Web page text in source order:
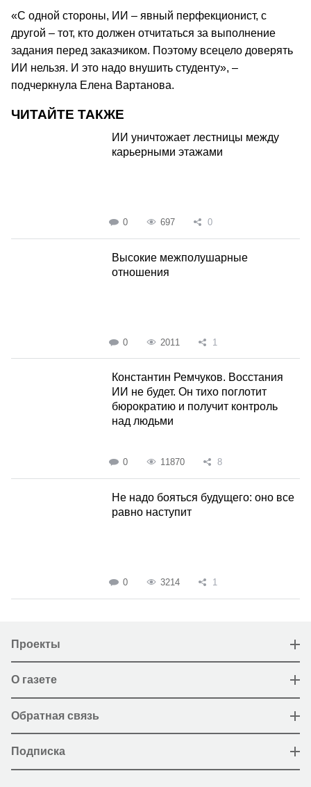
«С одной стороны, ИИ – явный перфекционист, с
другой – тот, кто должен отчитаться за выполнение
задания перед заказчиком. Поэтому всецело доверять
ИИ нельзя. И это надо внушить студенту», –
подчеркнула Елена Вартанова.
ЧИТАЙТЕ ТАКЖЕ
ИИ уничтожает лестницы между
карьерными этажами
0 697 0
Высокие межполушарные
отношения
0 2011 1
Константин Ремчуков. Восстания
ИИ не будет. Он тихо поглотит
бюрократию и получит контроль
над людьми
0 11870 8
Не надо бояться будущего: оно все
равно наступит
0 3214 1
Проекты
О газете
Обратная связь
Подписка